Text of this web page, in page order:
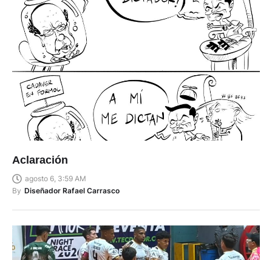
Aclaración
agosto 6, 3:59 AM
By Diseñador Rafael Carrasco